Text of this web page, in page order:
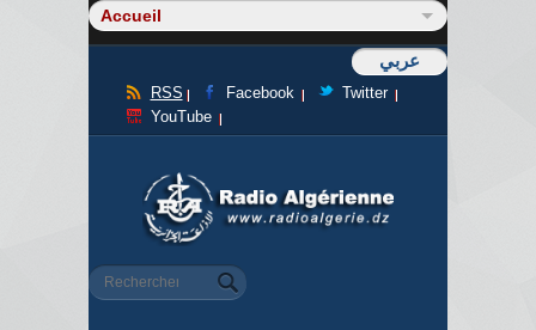
عربي
RSS Facebook
Twitter
YouTube
Formulaire de recherche
Rechercher